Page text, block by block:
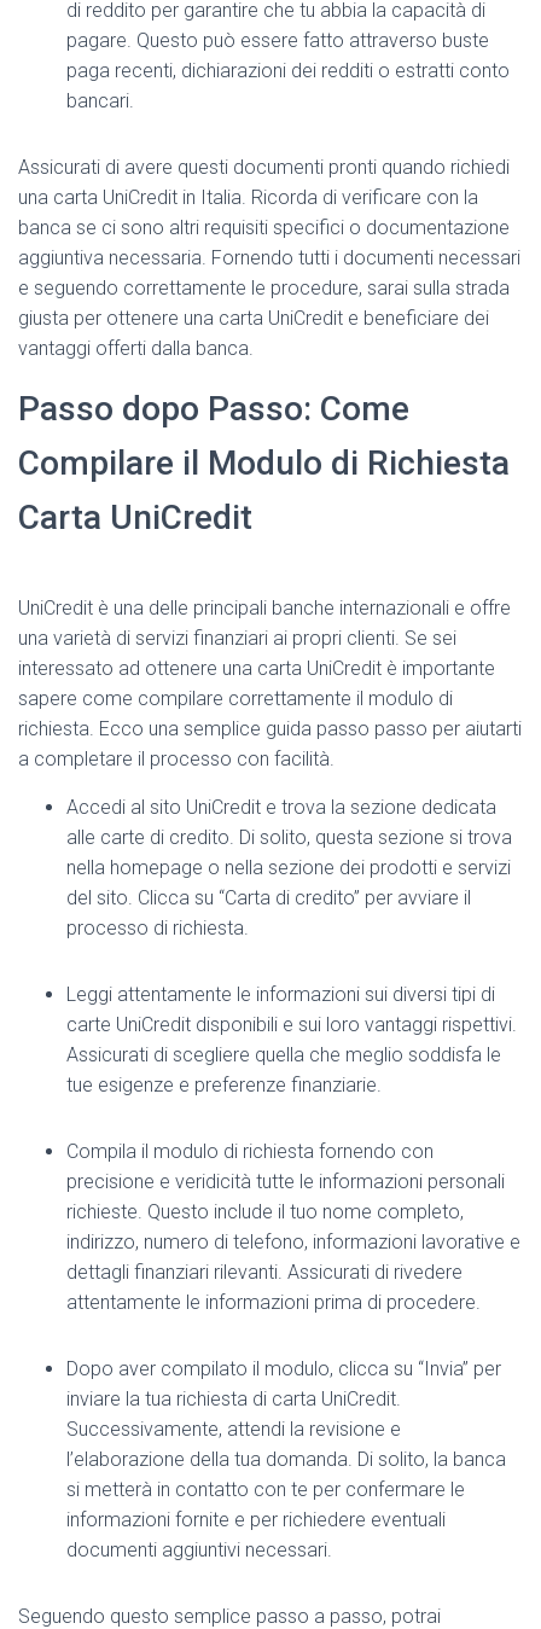
di reddito per garantire che tu abbia la capacità di
pagare. Questo può essere fatto attraverso buste
paga recenti, dichiarazioni dei redditi o estratti conto
bancari.
Assicurati di avere questi documenti pronti quando richiedi
una carta UniCredit in Italia. Ricorda di verificare con la
banca se ci sono altri requisiti specifici o documentazione
aggiuntiva necessaria. Fornendo tutti i documenti necessari
e seguendo correttamente le procedure, sarai sulla strada
giusta per ottenere una carta UniCredit e beneficiare dei
vantaggi offerti dalla banca.
Passo dopo Passo: Come
Compilare il Modulo di Richiesta
Carta UniCredit
​UniCredit è una delle principali banche internazionali e offre
una varietà di servizi finanziari ai propri clienti. Se sei
interessato ad ottenere una carta UniCredit è importante
sapere come compilare correttamente il modulo di
richiesta. Ecco una semplice guida passo passo per aiutarti
a completare il processo con facilità.
Accedi al sito UniCredit e trova la sezione dedicata
alle carte di credito. Di solito, questa sezione si trova
nella homepage o nella sezione dei prodotti e servizi
del sito. Clicca su “Carta di credito” per avviare il
processo di richiesta.
Leggi attentamente le informazioni sui diversi tipi di
carte UniCredit disponibili e sui loro vantaggi rispettivi.
Assicurati di scegliere quella che meglio soddisfa le
tue esigenze e preferenze finanziarie.
Compila il modulo di richiesta fornendo con
precisione e veridicità tutte le informazioni personali
richieste. Questo include il tuo nome completo,
indirizzo, numero di telefono, informazioni lavorative e
dettagli finanziari rilevanti. Assicurati di rivedere
attentamente le informazioni prima di procedere.
Dopo aver compilato il modulo, clicca su “Invia” per
inviare la tua richiesta di carta UniCredit.
Successivamente, attendi la revisione e
l’elaborazione della tua domanda. Di solito, la banca
si metterà in contatto con te per confermare le
informazioni fornite e per richiedere eventuali
documenti aggiuntivi necessari.
Seguendo questo semplice passo a passo, potrai